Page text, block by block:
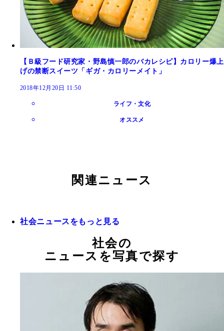
【Ｂ級フード研究家・野島慎一郎のバカレシピ】カロリー爆上
げの禁断スイーツ「ギガ・カロリーメイト」
2018年12月20日 11:50
ライフ・文化
オススメ
関連ニュース
社会ニュースをもっと見る
社会の
ニュースを写真で探す